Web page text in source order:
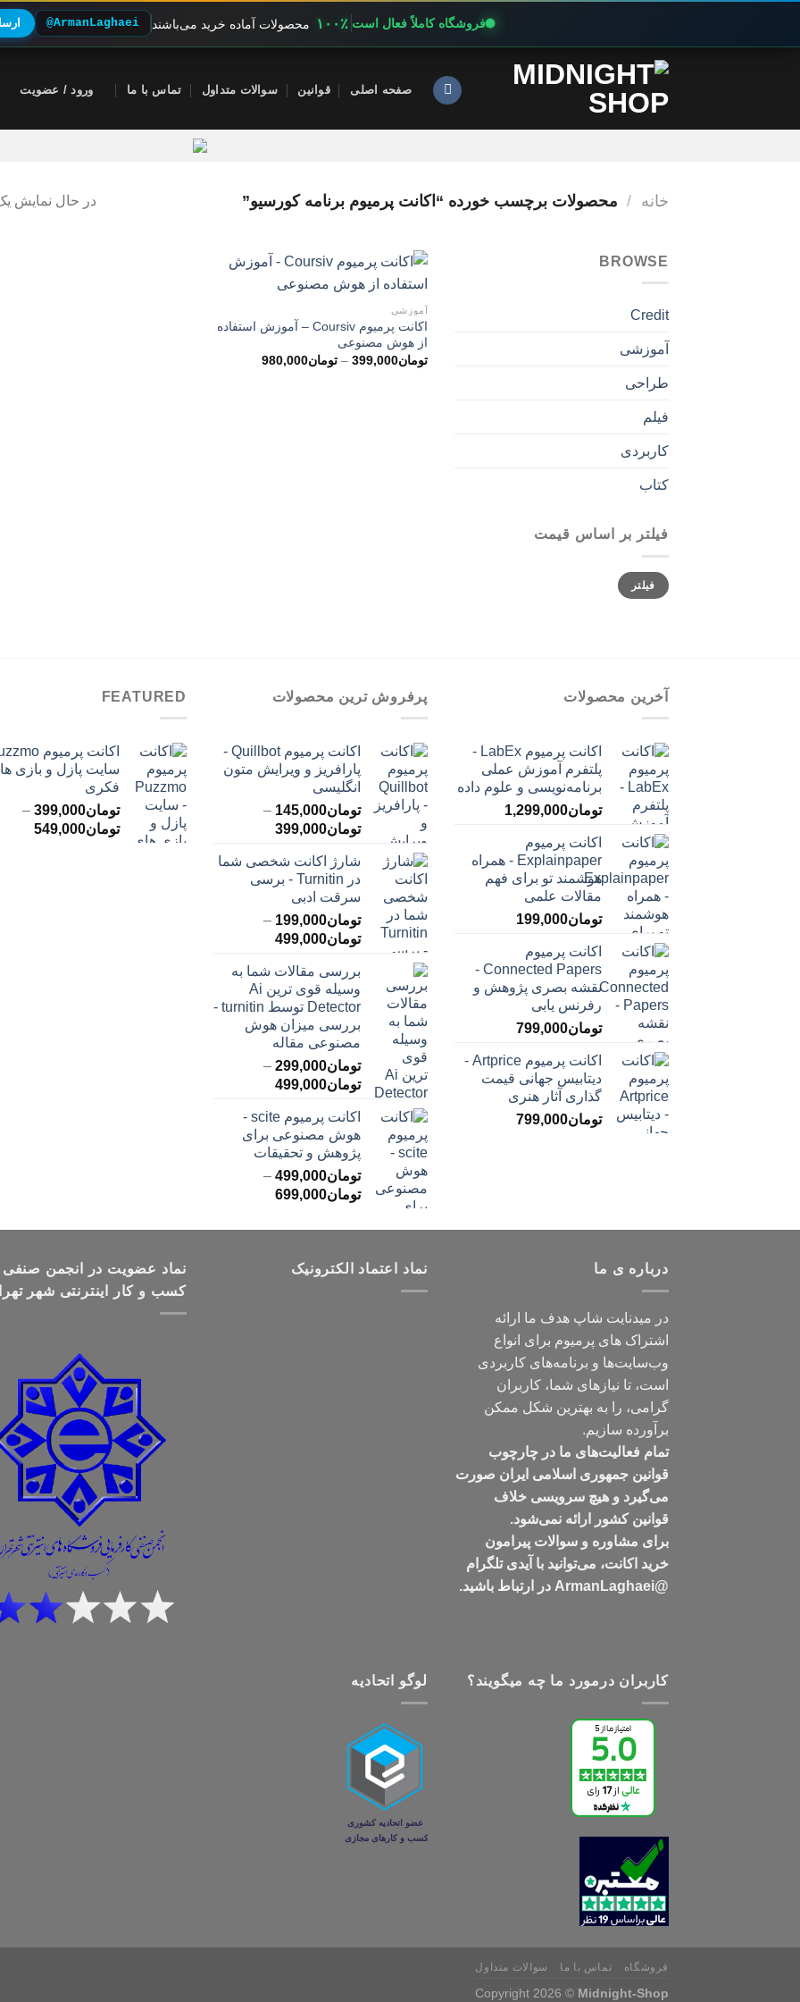
فروشگاه کاملاً فعال است ۱۰۰٪ محصولات آماده خرید می‌باشند @ArmanLaghaei
صفحه اصلی قوانین سوالات متداول تماس با ما ورود / عضویت
خانه / محصولات برچسب خورده “اکانت پرمیوم برنامه کورسیو” در حال نمایش
BROWSE
Credit
آموزشی
طراحی
فیلم
کاربردی
کتاب
فیلتر بر اساس قیمت
حداقل
قیمت
حداکثر
قیمت
فیلتر
آموزشی
اکانت پرمیوم Coursiv – آموزش استفاده
از هوش مصنوعی
تومان399,000
– تومان980,000محدوده
آخرین محصولات
اکانت پرمیوم LabEx -
پلتفرم آموزش عملی
برنامه‌نویسی و علوم داده
تومان1,299,000
اکانت پرمیوم
Explainpaper - همراه
هوشمند تو برای فهم
مقالات علمی
تومان199,000
اکانت پرمیوم
Connected Papers -
نقشه بصری پژوهش و
رفرنس یابی
تومان799,000
اکانت پرمیوم Artprice -
دیتابیس جهانی قیمت
‌گذاری آثار هنری
تومان799,000
پرفروش ترین محصولات
اکانت پرمیوم Quillbot -
پارافریز و ویرایش متون
انگلیسی
تومان145,000
–
تومان399,000محدوده
تومان145,000
تا
شارژ اکانت شخصی شما
در Turnitin - برسی
سرقت ادبی
تومان199,000
–
تومان499,000محدوده
تومان199,000
تا
تومان499,000
بررسی مقالات شما به
وسیله قوی ترین Ai
Detector توسط turnitin -
بررسی میزان هوش
مصنوعی مقاله
تومان299,000
–
تومان499,000محدوده
تا
تومان499,000
اکانت پرمیوم scite -
هوش مصنوعی برای
پژوهش و تحقیقات
تومان499,000
–
تومان699,000محدوده
تومان499,000
FEATURED
سایت پازل و بازی
فکری
تومان399,000
–
تومان549,000
درباره ی ما
در میدنایت شاپ هدف ما ارائه
اشتراک های پرمیوم برای انواع
وب‌سایت‌ها و برنامه‌های کاربردی
است، تا نیازهای شما، کاربران
گرامی، را به بهترین شکل ممکن
برآورده سازیم.
تمام فعالیت‌های ما در چارچوب
قوانین جمهوری اسلامی ایران صورت
می‌گیرد و هیچ سرویسی خلاف
قوانین کشور ارائه نمی‌شود.
برای مشاوره و سوالات پیرامون
خرید اکانت، می‌توانید با آیدی تلگرام
@ArmanLaghaei در ارتباط باشید.
نماد اعتماد الکترونیک
نماد عضویت در انجمن صنفی
کسب و کار اینترنتی شهر
کاربران درمورد ما چه میگویند؟ لوگو اتحادیه
فروشگاه تماس با ما سوالات متداول
Copyright 2026 © Midnight-Shop